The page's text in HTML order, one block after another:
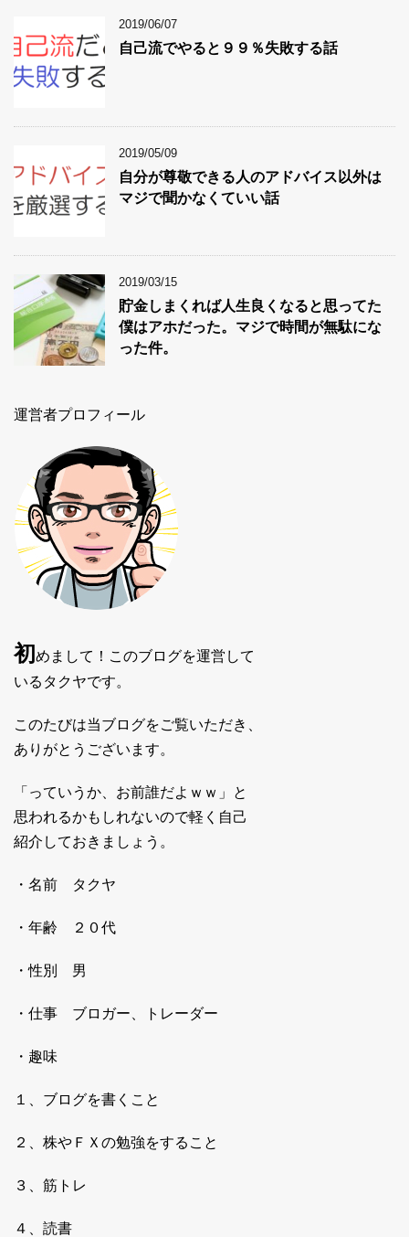
2019/06/07
自己流でやると９９％失敗する話
2019/05/09
自分が尊敬できる人のアドバイス以外は
マジで聞かなくていい話
2019/03/15
貯金しまくれば人生良くなると思ってた
僕はアホだった。マジで時間が無駄にな
った件。
運営者プロフィール
初めまして！このブログを運営して
いるタクヤです。
このたびは当ブログをご覧いただき、
ありがとうございます。
「っていうか、お前誰だよｗｗ」と
思われるかもしれないので軽く自己
紹介しておきましょう。
・名前 タクヤ
・年齢 ２０代
・性別 男
・仕事 ブロガー、トレーダー
・趣味
１、ブログを書くこと
２、株やＦＸの勉強をすること
３、筋トレ
４、読書